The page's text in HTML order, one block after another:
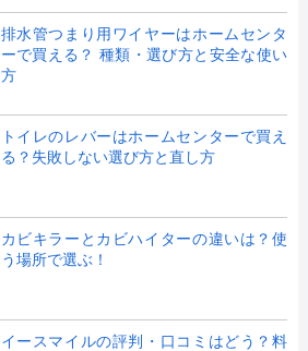
排水管つまり用ワイヤーはホームセンタ
ーで買える？ 種類・選び方と安全な使い
方
トイレのレバーはホームセンターで買え
る？失敗しない選び方と直し方
カビキラーとカビハイターの違いは？使
う場所で選ぶ！
イースマイルの評判・口コミはどう？料